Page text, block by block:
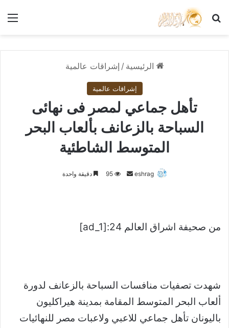
بحث عن
الرئيسية / إشراقات عالمية
إشراقات عالمية
تأهل جماعي لمصر فى نهائى
السباحة بالزعانف بألعاب البحر
المتوسط الشاطئية
eshrag
أرسل95 دقيقة واحدة
من صحيفة اشراق العالم 24:[ad_1]
شهدت تصفيات منافسات السباحة بالزعانف لدورة
ألعاب البحر المتوسط المقامة بمدينة هيراكليون
باليونان تأهل جماعي للاعبي ولاعبات مصر للنهائيات